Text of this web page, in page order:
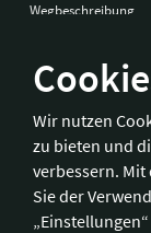
Wir nutzen
zu bieten und
verbessern. Mit
Sie der
Wegbeschreibung
Hotelverband
Kronprinzenstraße
53173 Bonn